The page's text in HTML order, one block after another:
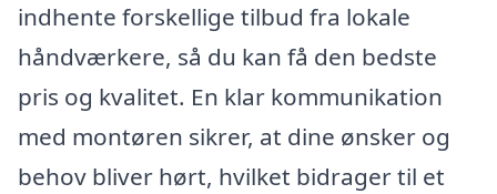
indhente forskellige tilbud fra lokale
håndværkere, så du kan få den bedste
pris og kvalitet. En klar kommunikation
med montøren sikrer, at dine ønsker og
behov bliver hørt, hvilket bidrager til et